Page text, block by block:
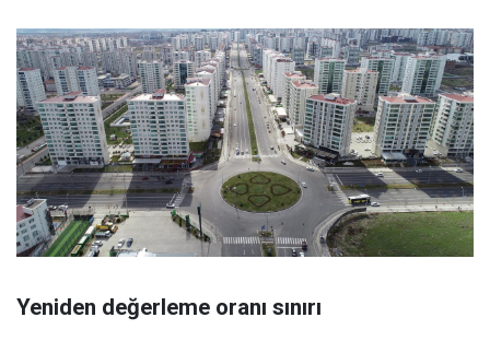
Yeniden değerleme oranı sınırı